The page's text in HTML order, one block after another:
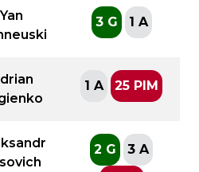
Yan
3 G 1 A
1 A 25 PIM
2 G 3 A